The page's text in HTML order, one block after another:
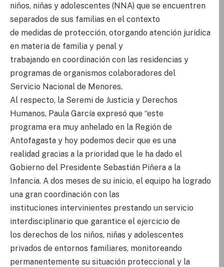
niños, niñas y adolescentes (NNA) que se encuentren
separados de sus familias en el contexto
de medidas de protección, otorgando atención jurídica
en materia de familia y penal y
trabajando en coordinación con las residencias y
programas de organismos colaboradores del
Servicio Nacional de Menores.
Al respecto, la Seremi de Justicia y Derechos
Humanos, Paula García expresó que “este
programa era muy anhelado en la Región de
Antofagasta y hoy podemos decir que es una
realidad gracias a la prioridad que le ha dado el
Gobierno del Presidente Sebastián Piñera a la
Infancia. A dos meses de su inicio, el equipo ha logrado
una gran coordinación con las
instituciones intervinientes prestando un servicio
interdisciplinario que garantice el ejercicio de
los derechos de los niños, niñas y adolescentes
privados de entornos familiares, monitoreando
permanentemente su situación proteccional y la